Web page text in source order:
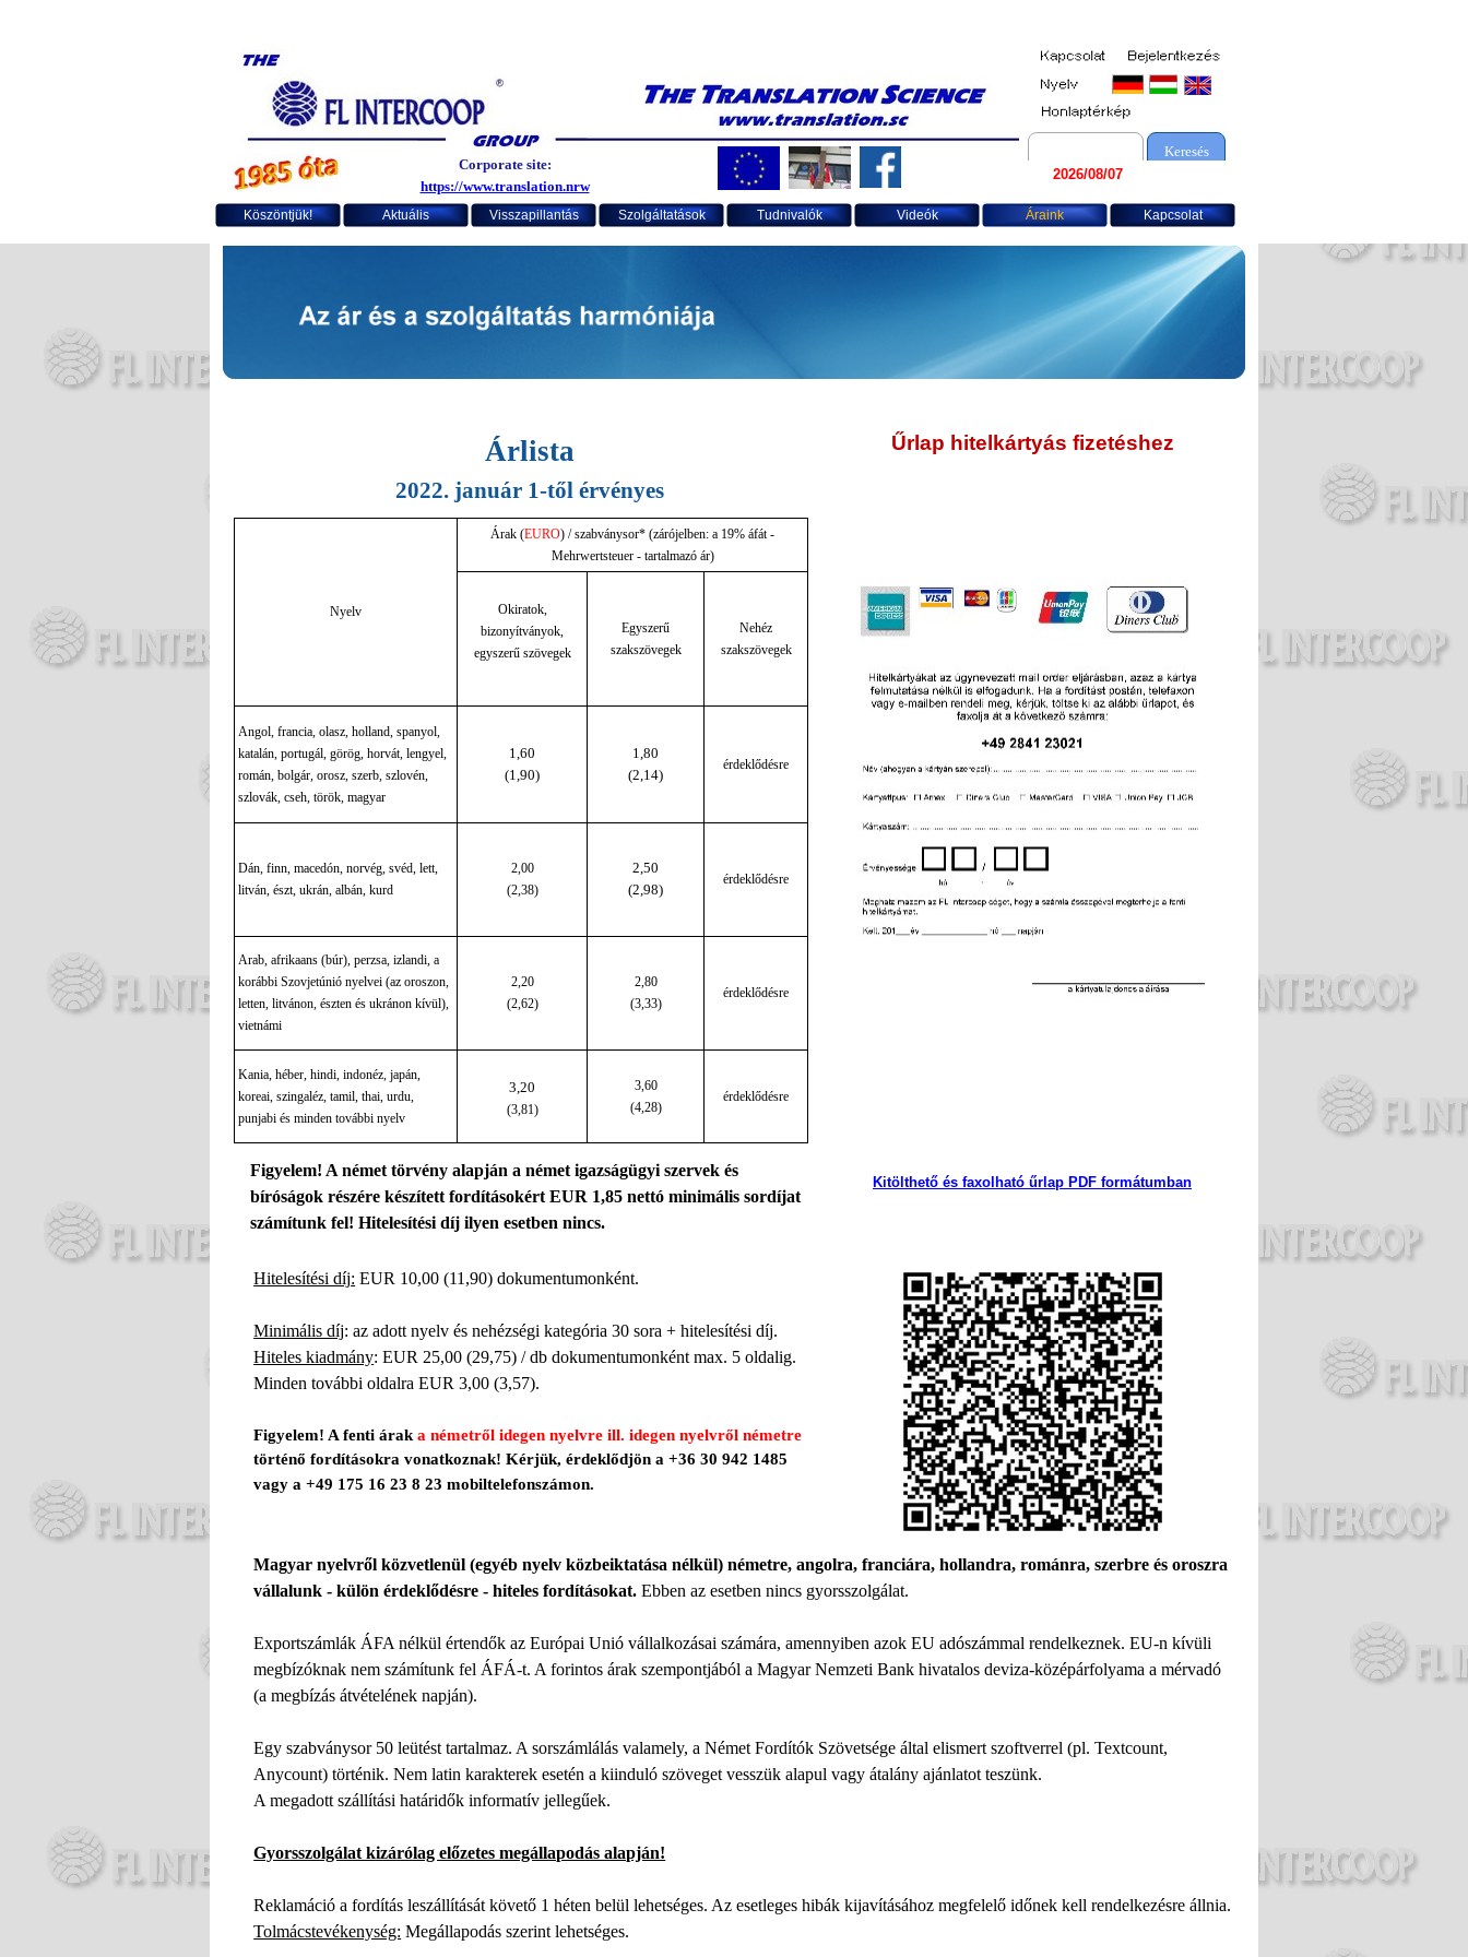
Keresés
2026/08/07
Köszöntjük! Aktuális Visszapillantás Szolgáltatások Tudnivalók Videók Áraink Kapcsolat
Corporate site:
https://www.translation.nrw
Árlista
2022. január 1-től érvényes
Űrlap hitelkártyás fizetéshez
Nyelv
Árak (EURO) / szabványsor* (zárójelben: a 19% áfát -
Mehrwertsteuer - tartalmazó ár)
Okiratok,
bizonyítványok,
egyszerű szövegek
Egyszerű
szakszövegek
Nehéz
szakszövegek
Angol, francia, olasz, holland, spanyol,
katalán, portugál, görög, horvát, lengyel,
román, bolgár, orosz, szerb, szlovén,
szlovák, cseh, török, magyar
1,60
(1,90)
1,80
(2,14)
érdeklődésre
Dán, finn, macedón, norvég, svéd, lett,
litván, észt, ukrán, albán, kurd
2,00
(2,38)
2,50
(2,98)
érdeklődésre
Arab,afrikaans (búr),perzsa,izlandi,a
korábbi Szovjetúnió nyelvei (az oroszon,
letten, litvánon, észten és ukránon kívül),
vietnámi
2,20
(2,62)
2,80
(3,33)
érdeklődésre
Kania, héber, hindi, indonéz, japán,
koreai, szingaléz, tamil, thai, urdu,
punjabi és minden további nyelv
3,20
(3,81)
3,60
(4,28)
érdeklődésre
Figyelem! A német törvény alapján a német igazságügyi szervek és
bíróságok részére készített fordításokértEUR 1,85 nettó minimális sordíjat
számítunk fel!Hitelesítési díj ilyen esetben nincs.
Kitölthető és faxolható űrlap PDF formátumban
Hitelesítési díj: EUR 10,00 (11,90)dokumentumonként.
Minimális díj:az adott nyelv és nehézségi kategória30sora + hitelesítési díj.
Hiteles kiadmány: EUR 25,00 (29,75) /db dokumentumonként max. 5 oldalig.
Minden további oldalraEUR 3,00 (3,57).
Figyelem! A fenti áraka németről idegen nyelvre ill. idegen nyelvről németre
történő fordításokra vonatkoznak! Kérjük, érdeklődjön a+36 30 942 1485
vagy a+49 175 16 23 8 23 mobiltelefonszámon.
Magyar nyelvről közvetlenül (egyéb nyelv közbeiktatása nélkül) németre, angolra, franciára, hollandra, románra, szerbre és oroszra
vállalunk - külön érdeklődésre - hiteles fordításokat. Ebben az esetben nincs gyorsszolgálat.
Exportszámlák ÁFA nélkül értendők az Európai Unió vállalkozásai számára, amennyiben azok EU adószámmal rendelkeznek. EU-n kívüli
megbízóknak nem számítunk fel ÁFÁ-t. A forintos árak szempontjából a Magyar Nemzeti Bank hivatalos deviza-középárfolyama a mérvadó
(a megbízás átvételének napján).
Egy szabványsor 50 leütést tartalmaz. A sorszámlálás valamely, a Német Fordítók Szövetsége által elismert szoftverrel (pl. Textcount,
Anycount) történik. Nem latin karakterek esetén a kiinduló szöveget vesszük alapul vagy átalány ajánlatot teszünk.
A megadott szállítási határidők informatív jellegűek.
Gyorsszolgálat kizárólag előzetes megállapodás alapján!
Reklamáció a fordítás leszállítását követő 1 héten belül lehetséges. Az esetleges hibák kijavításához megfelelő időnek kell rendelkezésre állnia.
Tolmácstevékenység: Megállapodás szerint lehetséges.